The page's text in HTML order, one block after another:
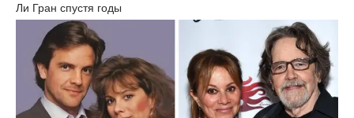
Ли Гран спустя годы